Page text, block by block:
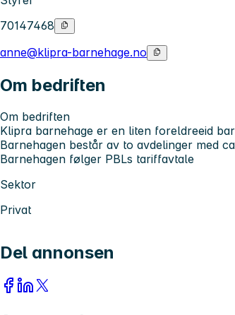
70147468
anne@klipra-barnehage.no
Om bedriften
Om bedriften
Klipra barnehage er en liten foreldreeid
Barnehagen består av to avdelinger med
Barnehagen følger PBLs tariffavtale
Sektor
Privat
Del annonsen